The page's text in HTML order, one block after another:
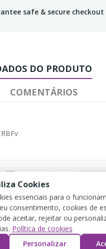
safe & secure checkout
DO PRODUTO
COMENTÁRIOS
Cookies
essenciais para o
consentimento, cookies de
aceitar, rejeitar ou
Política de cookies
Personalizar